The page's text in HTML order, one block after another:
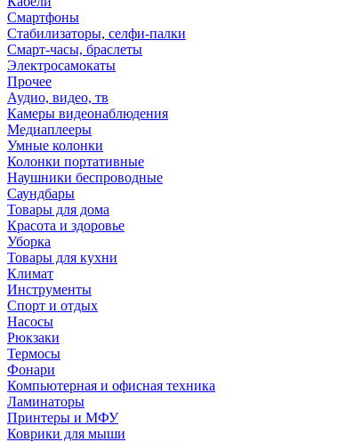
Смартфоны
Стабилизаторы, селфи-палки
Смарт-часы, браслеты
Электросамокаты
Прочее
Аудио, видео, тв
Камеры видеонаблюдения
Медиаплееры
Умные колонки
Колонки портативные
Наушники беспроводные
Саундбары
Товары для дома
Красота и здоровье
Уборка
Товары для кухни
Климат
Инструменты
Спорт и отдых
Насосы
Рюкзаки
Термосы
Фонари
Компьютерная и офисная техника
Ламинаторы
Принтеры и МФУ
Коврики для мыши